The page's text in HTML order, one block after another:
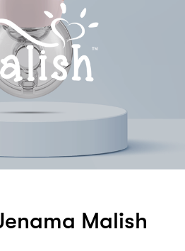
Malish